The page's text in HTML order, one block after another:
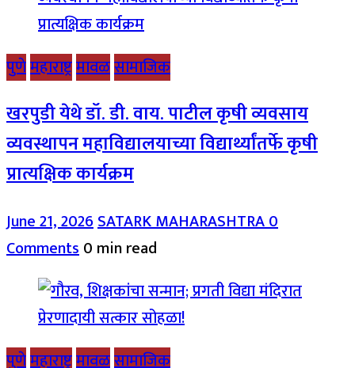
पुणेमहाराष्ट्रमावळसामाजिक
खरपुडी येथे डॉ. डी. वाय. पाटील कृषी व्यवसाय
व्यवस्थापन महाविद्यालयाच्या विद्यार्थ्यांतर्फे कृषी
प्रात्यक्षिक कार्यक्रम
June 21, 2026SATARK MAHARASHTRA0
Comments0 min read
पुणेमहाराष्ट्रमावळसामाजिक